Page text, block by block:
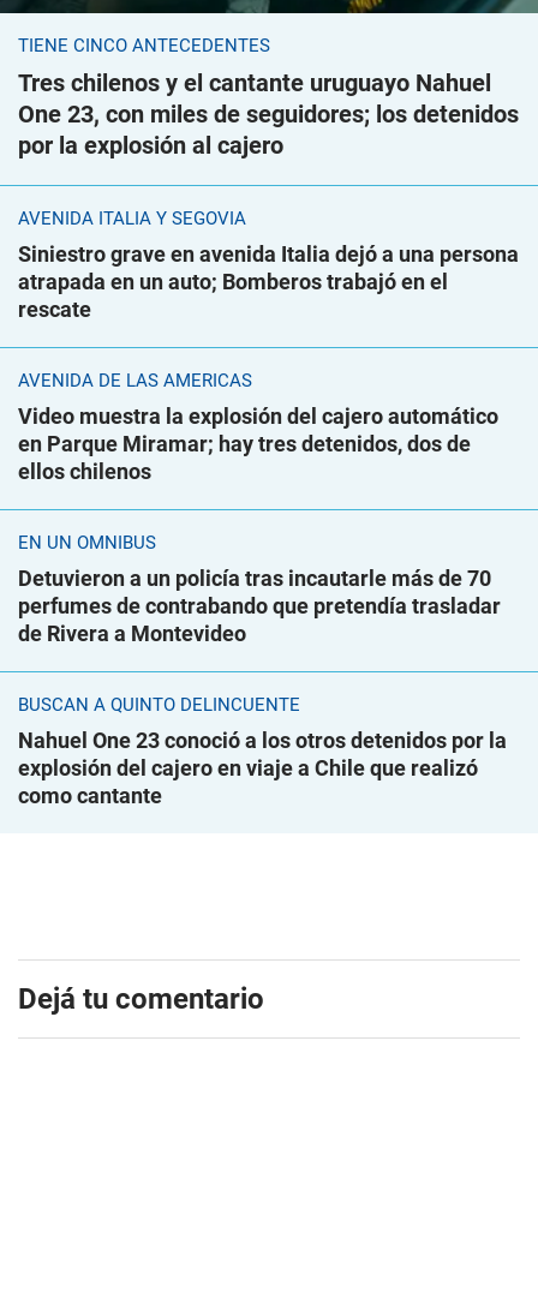
TIENE CINCO ANTECEDENTES
Tres chilenos y el cantante uruguayo Nahuel
One 23, con miles de seguidores; los detenidos
por la explosión al cajero
AVENIDA ITALIA Y SEGOVIA
Siniestro grave en avenida Italia dejó a una persona
atrapada en un auto; Bomberos trabajó en el
rescate
AVENIDA DE LAS AMÉRICAS
Video muestra la explosión del cajero automático
en Parque Miramar; hay tres detenidos, dos de
ellos chilenos
EN UN ÓMNIBUS
Detuvieron a un policía tras incautarle más de 70
perfumes de contrabando que pretendía trasladar
de Rivera a Montevideo
BUSCAN A QUINTO DELINCUENTE
Nahuel One 23 conoció a los otros detenidos por la
explosión del cajero en viaje a Chile que realizó
como cantante
Dejá tu comentario